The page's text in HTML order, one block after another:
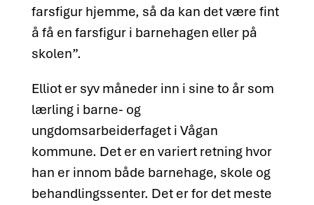
farsfigur hjemme, så da kan det være fint
å få en farsfigur i barnehagen eller på
skolen”.
Elliot er syv måneder inn i sine to år som
lærling i barne- og
ungdomsarbeiderfaget i Vågan
kommune. Det er en variert retning hvor
han er innom både barnehage, skole og
behandlingssenter. Det er for det meste